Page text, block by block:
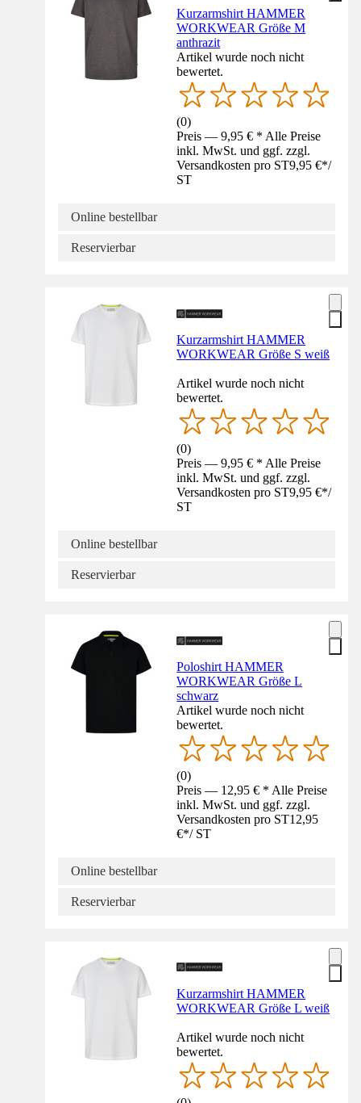
Kurzarmshirt HAMMER
WORKWEAR Größe M
anthrazit
Artikel wurde noch nicht
bewertet.
(0)
Preis — 9,95 € * Alle Preise
inkl. MwSt. und ggf. zzgl.
Versandkosten pro ST9,95 €*/
ST
Online bestellbar
Reservierbar
Kurzarmshirt HAMMER
WORKWEAR Größe S weiß
Artikel wurde noch nicht
bewertet.
(0)
Preis — 9,95 € * Alle Preise
inkl. MwSt. und ggf. zzgl.
Versandkosten pro ST9,95 €*/
ST
Online bestellbar
Reservierbar
Poloshirt HAMMER
WORKWEAR Größe L
schwarz
Artikel wurde noch nicht
bewertet.
(0)
Preis — 12,95 € * Alle Preise
inkl. MwSt. und ggf. zzgl.
Versandkosten pro ST12,95
€*/ ST
Online bestellbar
Reservierbar
Kurzarmshirt HAMMER
WORKWEAR Größe L weiß
Artikel wurde noch nicht
bewertet.